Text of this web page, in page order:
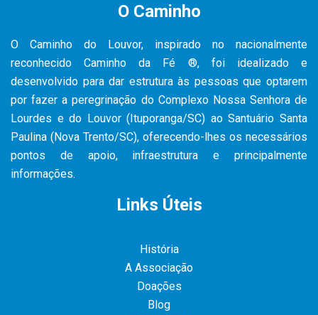
O Caminho
O Caminho do Louvor, inspirado no nacionalmente
reconhecido Caminho da Fé ®, foi idealizado e
desenvolvido para dar estrutura às pessoas que optarem
por fazer a peregrinação do Complexo Nossa Senhora de
Lourdes e do Louvor (Ituporanga/SC) ao Santuário Santa
Paulina (Nova Trento/SC), oferecendo-lhes os necessários
pontos de apoio, infraestrutura e principalmente
informações.
Links Úteis
História
A Associação
Doações
Blog